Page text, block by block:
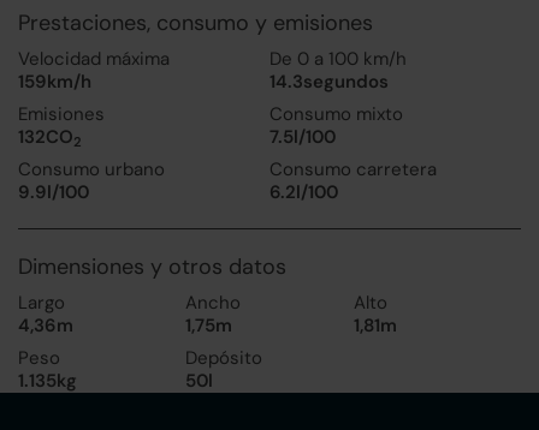
Prestaciones, consumo y emisiones
Velocidad máxima
159km/h
De 0 a 100 km/h
14.3segundos
Emisiones
132CO2
Consumo mixto
7.5l/100
Consumo urbano
9.9l/100
Consumo carretera
6.2l/100
Dimensiones y otros datos
Largo
4,36m
Ancho
1,75m
Alto
1,81m
Peso
1.135kg
Depósito
50l